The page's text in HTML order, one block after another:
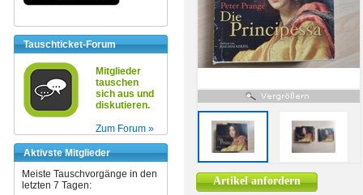
Tauschticket-Forum
Mitglieder
tauschen
sich aus und
diskutieren.
Zum Forum »
Aktivste Mitglieder
Meiste Tauschvorgänge in den
letzten 7 Tagen:
Artikel anfordern